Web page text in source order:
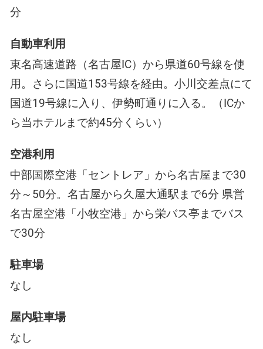
分
自動車利用
東名高速道路（名古屋IC）から県道60号線を使
用。さらに国道153号線を経由。小川交差点にて
国道19号線に入り、伊勢町通りに入る。（ICか
ら当ホテルまで約45分くらい）
空港利用
中部国際空港「セントレア」から名古屋まで30
分～50分。名古屋から久屋大通駅まで6分 県営
名古屋空港「小牧空港」から栄バス亭までバス
で30分
駐車場
なし
屋内駐車場
なし